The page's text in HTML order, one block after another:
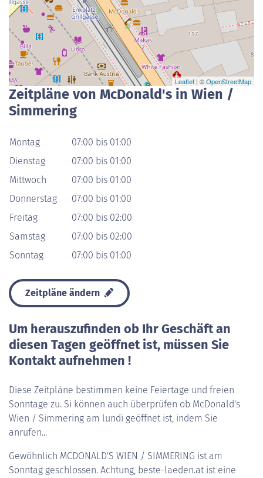
Leaflet | ©OpenStreetMap
Zeitpläne von McDonald's in Wien /
Simmering
Montag
07:00 bis 01:00
Dienstag
07:00 bis 01:00
Mittwoch
07:00 bis 01:00
Donnerstag
07:00 bis 01:00
Freitag
07:00 bis 02:00
Samstag
07:00 bis 02:00
Sonntag
07:00 bis 01:00
Zeitpläne ändern
Um herauszufinden ob Ihr Geschäft an
diesen Tagen geöffnet ist, müssen Sie
Kontakt aufnehmen !
Diese Zeitpläne bestimmen keine Feiertage und freien
Sonntage zu. Si können auch überprüfen ob McDonald's
Wien / Simmering am lundi geöffnet ist, indem Sie
anrufen...
Gewöhnlich MCDONALD'S WIEN / SIMMERING ist am
Sonntag geschlossen. Achtung, beste-laeden.at ist eine